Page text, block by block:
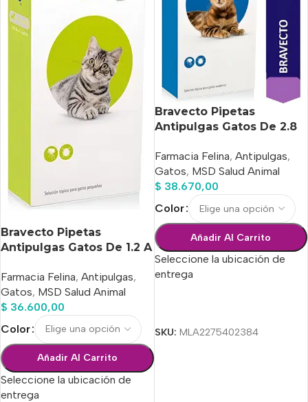
Bravecto Pipetas
Antipulgas Gatos De 1.2 A
Farmacia Felina, Antipulgas,
Gatos, MSD Salud Animal
$ 36.600,00
Color
Añadir Al Carrito
Seleccione la ubicación de
entrega
Bravecto Pipetas
Antipulgas Gatos De 2.8
Farmacia Felina, Antipulgas,
Gatos, MSD Salud Animal
$ 38.670,00
Color
Añadir Al Carrito
Seleccione la ubicación de
entrega
SKU: MLA2275402384